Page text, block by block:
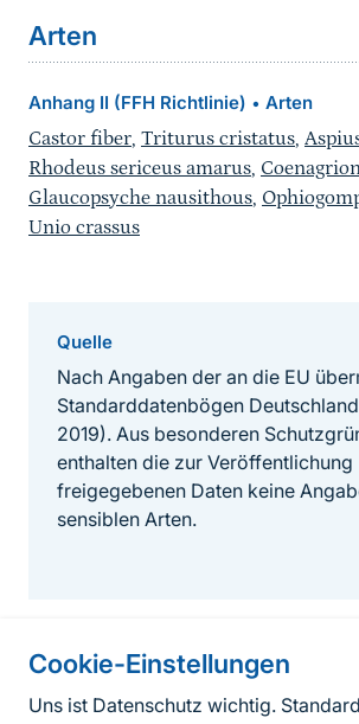
Cookie-Einstellungen
Uns ist Datenschutz wichtig.
Arten
Anhang II (FFH Richtlinie) • Arten
Castor fiber, Triturus cristatus,
Rhodeus sericeus amarus,
Glaucopsyche nausithous,
Unio crassus
Quelle
Nach Angaben der an die EU
Standarddatenbögen
2019). Aus besonderen
enthalten die zur Veröffentlichung
freigegebenen Daten keine
sensiblen Arten.
Informationen zur Seite